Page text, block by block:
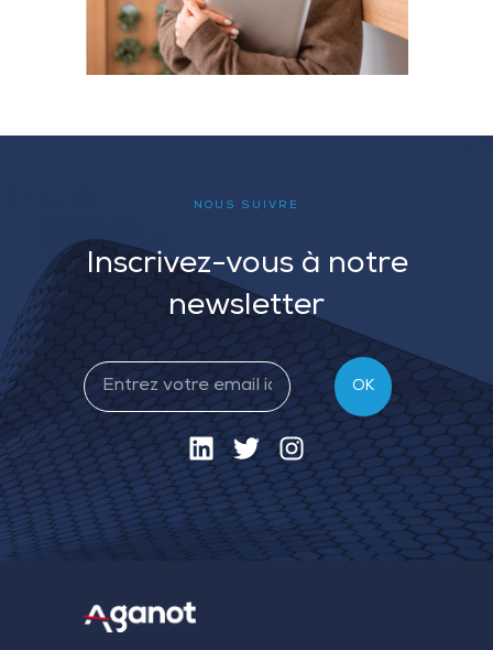
NOUS SUIVRE
Inscrivez-vous à notre
newsletter
OK